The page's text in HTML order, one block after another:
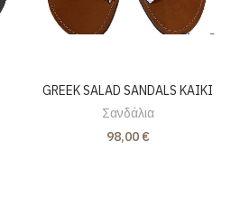
GREEK SALAD SANDALS KAIKI
Σανδάλια
98,00 €